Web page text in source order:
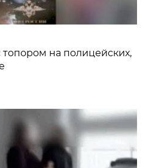
на полицейских,